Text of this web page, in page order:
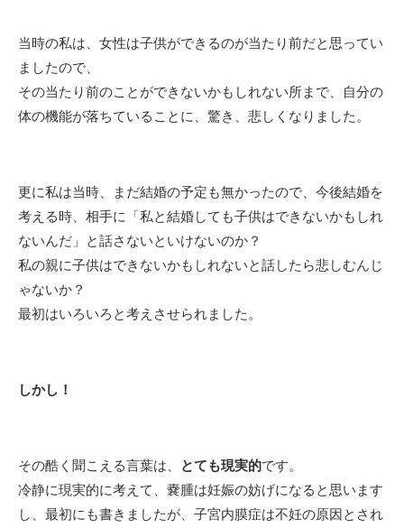
当時の私は、女性は子供ができるのが当たり前だと思ってい
ましたので、
その当たり前のことができないかもしれない所まで、自分の
体の機能が落ちていることに、驚き、悲しくなりました。
更に私は当時、まだ結婚の予定も無かったので、今後結婚を
考える時、相手に「私と結婚しても子供はできないかもしれ
ないんだ」と話さないといけないのか？
私の親に子供はできないかもしれないと話したら悲しむんじ
ゃないか？
最初はいろいろと考えさせられました。
しかし！
その酷く聞こえる言葉は、 とても現実的です。
冷静に現実的に考えて、嚢腫は妊娠の妨げになると思います
し、最初にも書きましたが、子宮内膜症は不妊の原因とされ